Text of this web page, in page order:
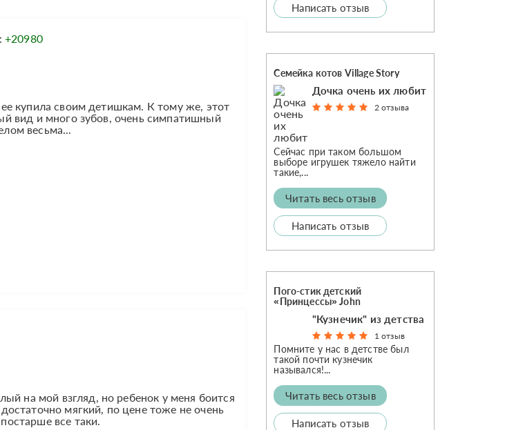
+20980
купила своим детишкам. К тому же, этот
вид и много зубов, очень симпатишный
весьма...
на мой взгляд, но ребенок у меня боится
мягкий, по цене тоже не очень
все таки.
Написать отзыв
Семейка котов Village Story
Дочка очень их любит
2 отзыва
Сейчас при таком большом
выборе игрушек тяжело найти
такие,...
Читать весь отзыв
Написать отзыв
Пого-стик детский
«Принцессы» John
"Кузнечик" из детства
1 отзыв
Помните у нас в детстве был
такой почти кузнечик
назывался!...
Читать весь отзыв
Написать отзыв